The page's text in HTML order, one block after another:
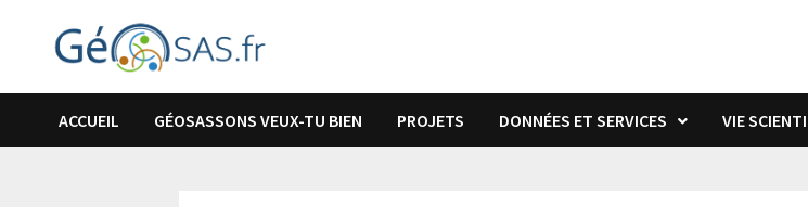
ACCUEIL GÉOSASSONS VEUX-TU BIEN PROJETS DONNÉES ET SERVICES VIE